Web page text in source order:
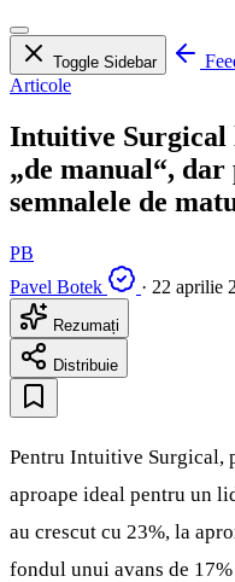
Toggle Sidebar
Articole
Intuitive
„de manual“,
semnalele de
PB
Pavel Botek
· 22 aprilie
Rezumați
Distribuie
Pentru Intuitive Surgical,
aproape ideal pentru un
au crescut cu 23%, la
fondul unui avans de